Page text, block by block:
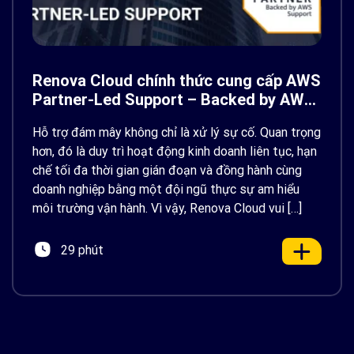
Renova Cloud chính thức cung cấp AWS
Partner-Led Support – Backed by AWS
Hỗ trợ đám mây không chỉ là xử lý sự cố. Quan trọng
hơn, đó là duy trì hoạt động kinh doanh liên tục, hạn
chế tối đa thời gian gián đoạn và đồng hành cùng
doanh nghiệp bằng một đội ngũ thực sự am hiểu
môi trường vận hành. Vì vậy, Renova Cloud vui […]
29 phút